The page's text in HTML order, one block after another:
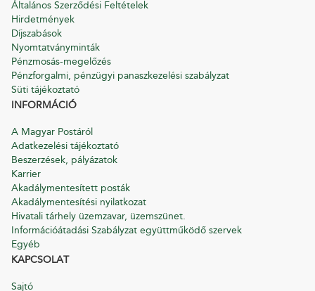
Általános Szerződési Feltételek
Hirdetmények
Díjszabások
Nyomtatványminták
Pénzmosás-megelőzés
Pénzforgalmi, pénzügyi panaszkezelési szabályzat
Süti tájékoztató
INFORMÁCIÓ
A Magyar Postáról
Adatkezelési tájékoztató
Beszerzések, pályázatok
Karrier
Akadálymentesített posták
Akadálymentesítési nyilatkozat
Hivatali tárhely üzemzavar, üzemszünet.
Információátadási Szabályzat együttműködő szervek
Egyéb
KAPCSOLAT
Sajtó